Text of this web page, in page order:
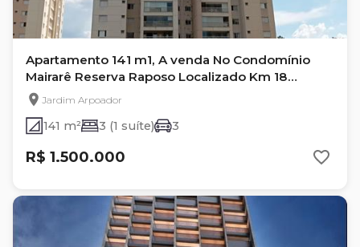
Apartamento 141 m1, A venda No Condomínio
Mairarê Reserva Raposo Localizado Km 18
Raposo Tavares
Jardim Arpoador
141 m² 3 (1 suíte) 3
R$ 1.500.000